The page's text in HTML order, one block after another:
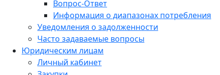
Вопрос-Ответ
Информация о диапазонах потребления
Уведомления о задолженности
Часто задаваемые вопросы
Юридическим лицам
Личный кабинет